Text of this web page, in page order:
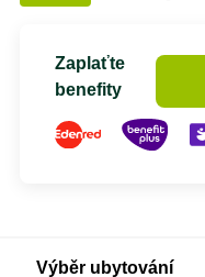
Zaplaťte
benefity
Výběr ubytování